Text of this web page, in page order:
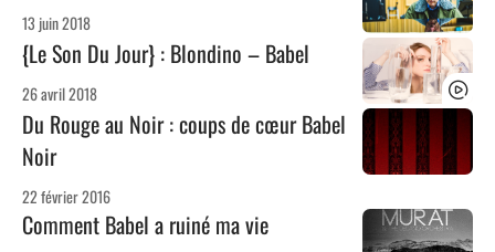
13 juin 2018
{Le Son Du Jour} : Blondino – Babel
26 avril 2018
Du Rouge au Noir : coups de cœur Babel
Noir
22 février 2016
Comment Babel a ruiné ma vie